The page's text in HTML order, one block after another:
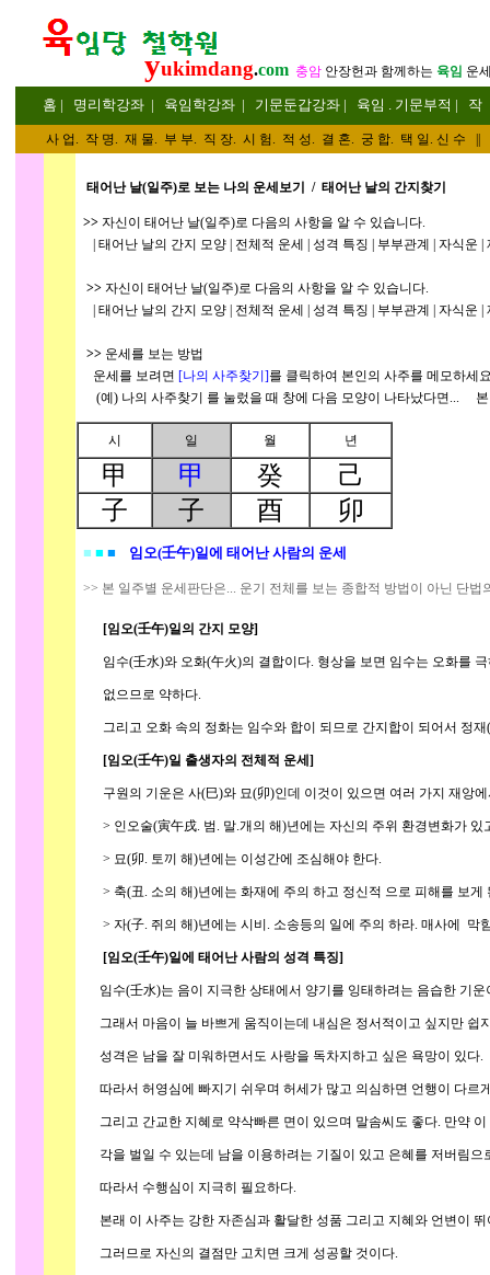
yukimdang.com 충암 안장헌과 함께하는 육임 운
홈 | 명리 학강좌 | 육임학강좌 | 기문둔갑강좌 | 육임 . 기문부적 | 작
사 업 . 작 명. 재 물. 부 부. 직 장. 시 험. 적 성. 결 혼. 궁 합. 택 일. 신 수
태어난 날(일주)로 보는 나의 운세보기 / 태어난 날의 간지찾기
>> 자신이 태어난 날(일주)로 다음의 사항을 알 수 있습니다.
| 태어난 날의 간지 모양 | 전체적 운세 | 성격 특징 | 부부관계 | 자식운 |
>> 자신이 태어난 날(일주)로 다음의 사항을 알 수 있습니다.
| 태어난 날의 간지 모양 | 전체적 운세 | 성격 특징 | 부부관계 | 자식운 |
>> 운세를 보는 방법
운세를 보려면 [나의 사주찾기 ]를 클릭하여 본인의 사주를 메모하세
(예) 나의 사주찾기 를 눌렀을 때 창에 다음 모양이 나타났다면...
시 일 월 년
甲 甲 癸
己
子
子 酉 卯
■ ■ ■ 임오(壬午)일에 태어난 사람의 운세
>> 본 일주별 운세판단은... 운기 전체를 보는 종합적 방법이 아닌 단법
[임오(壬午)일의 간지 모양]
임수(壬水)와 오화(午火)의 결합이다. 형상을 보면 임수는 오화를 극
없으므로 약하다.
그리고 오화 속의 정화는 임수와 합이 되므로 간지합이 되어서 정재
[임오(壬午)일 출생자의 전체적 운세]
구원의 기운은 사(巳)와 묘(卯)인데 이것이 있으면 여러 가지 재앙에
> 인오술(寅午戌. 범. 말.개의 해)년에는 자신의 주위 환경변화가 있
> 묘(卯. 토끼 해)년에는 이성간에 조심해야 한다.
> 축(丑. 소의 해)년에는 화재에 주의 하고 정신적 으로 피해를 보게
> 자(子. 쥐의 해)년에는 시비. 소송등의 일에 주의 하라. 매사에 막
[임오(壬午)일에 태어난 사람의 성격 특징]
임수(壬水)는 음이 지극한 상태에서 양기를 잉태하려는 음습한 기운
그래서 마음이 늘 바쁘게 움직이는데 내심은 정서적이고 싶지만 쉽
성격은 남을 잘 미워하면서도 사랑을 독차지하고 싶은 욕망이 있다.
따라서 허영심에 빠지기 쉬우며 허세가 많고 의심하면 언행이 다르
그리고 간교한 지혜로 약삭빠른 면이 있으며 말솜씨도 좋다. 만약 이
각을 벌일 수 있는데 남을 이용하려는 기질이 있고 은혜를 저버림으
따라서 수행심이 지극히 필요하다.
본래 이 사주는 강한 자존심과 활달한 성품 그리고 지혜와 언변이 뛰
그러므로 자신의 결점만 고치면 크게 성공할 것이다.